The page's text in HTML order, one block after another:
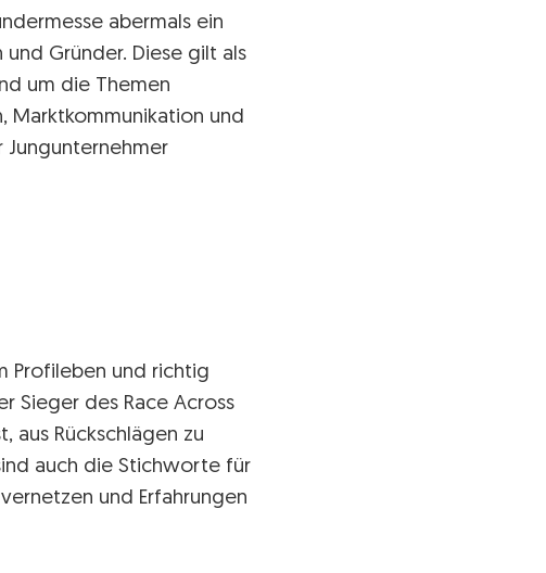
abermals ein
Gründer. Diese gilt als
um die Themen
Marktkommunikation und
Jungunternehmer
Profileben und richtig
Sieger des Race Across
aus Rückschlägen zu
auch die Stichworte für
und Erfahrungen